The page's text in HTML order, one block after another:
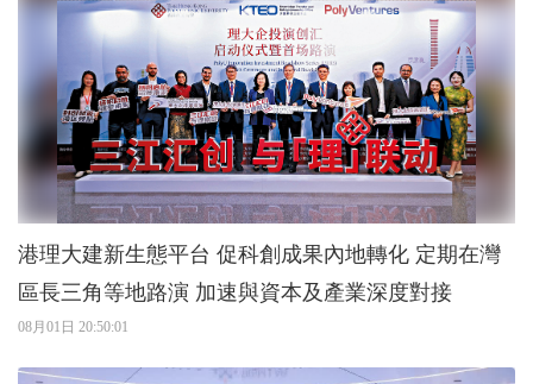
港理大建新生態平台 促科創成果內地轉化 定期在灣
區長三角等地路演 加速與資本及產業深度對接
08月01日 20:50:01